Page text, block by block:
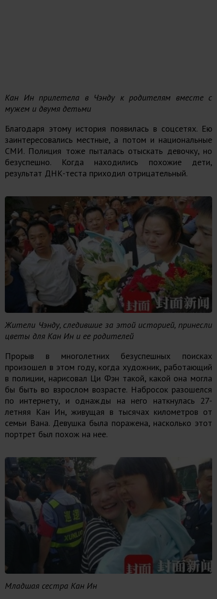
Кан Ин прилетела в Чэнду к родителям вместе с
мужем и двумя детьми
Благодаря этому история появилась в соцсетях. Ею
заинтересовались местные, а потом и национальные
СМИ. Полиция тоже пыталась отыскать девочку, но
безуспешно. Когда находились похожие дети,
результат ДНК-теста приходил отрицательный.
Жители Чэнду, следившие за этой историей, принесли
цветы для Кан Ин и ее родителей
Прорыв в многолетних безуспешных поисках
произошел в этом году, когда художник, работающий
в полиции, нарисовал Ци Фэн такой, какой она могла
бы быть во взрослом возрасте. Набросок разошелся
по интернету, и однажды на него наткнулась 27-
летняя Кан Ин, живущая в тысячах километров от
семьи Вана. Девушка была поражена, насколько этот
портрет был похож на нее.
Младшая сестра Кан Ин